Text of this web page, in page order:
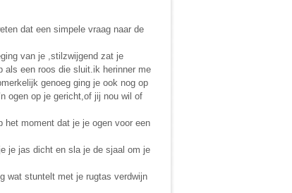
dat een simpele vraag naar de
van je ,stilzwijgend zat je
als een roos die sluit.ik herinner me
genoeg ging je ook nog op
ogen op je gericht,of jij nou wil of
moment dat je je ogen voor een
je jas dicht en sla je de sjaal om je
wat stuntelt met je rugtas verdwijn